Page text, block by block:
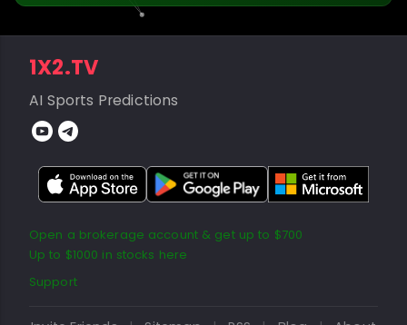
1X2.TV
AI Sports Predictions
Open a brokerage account & get up to $700
Up to $1000 in stocks here
Support